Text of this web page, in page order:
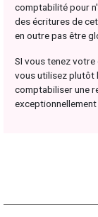
comptabilité pour
des écritures de
en outre pas être
SI vous tenez
vous utilisez plutôt
comptabiliser une